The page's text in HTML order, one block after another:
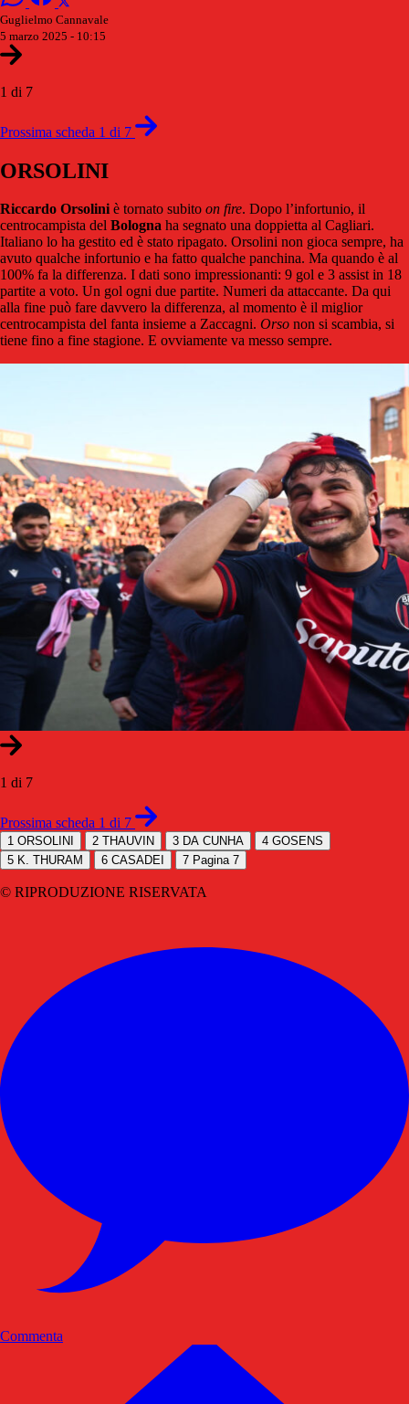
Guglielmo Cannavale
5 marzo 2025 - 10:15
1 di 7
Prossima scheda 1 di 7
ORSOLINI
Riccardo Orsoliniè tornato subito on fire. Dopo l’infortunio, il
centrocampista del Bologna ha segnato una doppietta al Cagliari.
Italiano lo ha gestito ed è stato ripagato. Orsolini non gioca sempre, ha
avuto qualche infortunio e ha fatto qualche panchina. Ma quando è al
100% fa la differenza. I dati sono impressionanti: 9 gol e 3 assist in 18
partite a voto. Un gol ogni due partite. Numeri da attaccante. Da qui
alla fine può fare davvero la differenza, al momento è il miglior
centrocampista del fanta insieme a Zaccagni. Orso non si scambia, si
tiene fino a fine stagione. E ovviamente va messo sempre.
1 di 7
Prossima scheda 1 di 7
1 ORSOLINI 2 THAUVIN 3 DA CUNHA 4 GOSENS
5 K. THURAM 6 CASADEI 7 Pagina 7
© RIPRODUZIONE RISERVATA
Commenta